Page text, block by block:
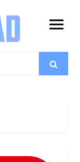
open
Search